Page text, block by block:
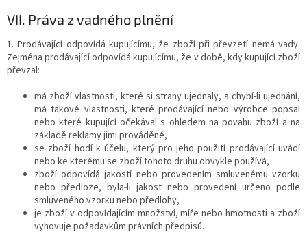
VII. Práva z vadného plnění
1. Prodávající odpovídá kupujícímu, že zboží při převzetí nemá vady.
Zejména prodávající odpovídá kupujícímu, že v době, kdy kupující zboží
převzal:
má zboží vlastnosti, které si strany ujednaly, a chybí-li ujednání,
má takové vlastnosti, které prodávající nebo výrobce popsal
nebo které kupující očekával s ohledem na povahu zboží a na
základě reklamy jimi prováděné,
se zboží hodí k účelu, který pro jeho použití prodávající uvádí
nebo ke kterému se zboží tohoto druhu obvykle používá,
zboží odpovídá jakostí nebo provedením smluvenému vzorku
nebo předloze, byla-li jakost nebo provedení určeno podle
smluveného vzorku nebo předlohy,
je zboží v odpovídajícím množství, míře nebo hmotnosti a zboží
vyhovuje požadavkům právních předpisů.